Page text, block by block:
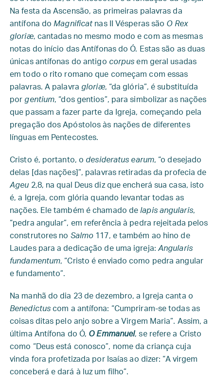
Na festa da Ascensão, as primeiras palavras da
antífona doMagnificatnas II Vésperas são O Rex
gloriæ, cantadas no mesmo modo e com as mesmas
notas do início das Antífonas do Ó. Estas são as duas
únicas antífonas do antigo corpus em geral usadas
em todo o rito romano que começam com essas
palavras. A palavra gloriæ, “da glória”, é substituída
por gentium, “dos gentios”, para simbolizar as nações
que passam a fazer parte da Igreja, começando pela
pregação dos Apóstolos às nações de diferentes
línguas em Pentecostes.
Cristo é, portanto, o desideratus earum, “o desejado
delas [das nações]”, palavras retiradas da profecia de
Ageu 2,8, na qual Deus diz que encherá sua casa, isto
é, a Igreja, com glória quando levantar todas as
nações. Ele também é chamado delapis angularis,
“pedra angular”, em referência à pedra rejeitada pelos
construtores no Salmo 117, e também ao hino de
Laudes para a dedicação de uma igreja:Angularis
fundamentum, “Cristo é enviado como pedra angular
e fundamento”.
Na manhã do dia 23 de dezembro, a Igreja canta o
Benedictus com a antífona: “Cumpriram-se todas as
coisas ditas pelo anjo sobre a Virgem Maria”. Assim, a
última Antífona do Ó, O Emmanuel, se refere a Cristo
como “Deus está conosco”, nome da criança cuja
vinda fora profetizada por Isaías ao dizer: “A virgem
conceberá e dará à luz um filho”.